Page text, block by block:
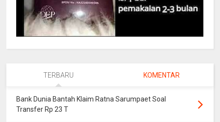
TERBARU KOMENTAR
Bank Dunia Bantah Klaim Ratna Sarumpaet Soal
Transfer Rp 23 T